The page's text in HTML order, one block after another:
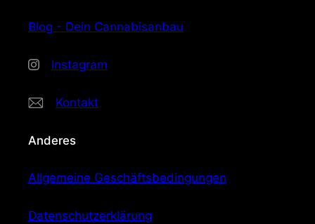
Blog - Dein Cannabisanbau
Instagram
Kontakt
Anderes
Allgemeine Geschäftsbedingungen
Datenschutzerklärung